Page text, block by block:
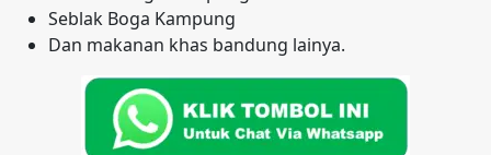
Seblak Boga Kampung
Dan makanan khas bandung lainya.